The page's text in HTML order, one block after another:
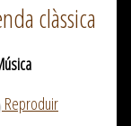
clàssica
Reproduir